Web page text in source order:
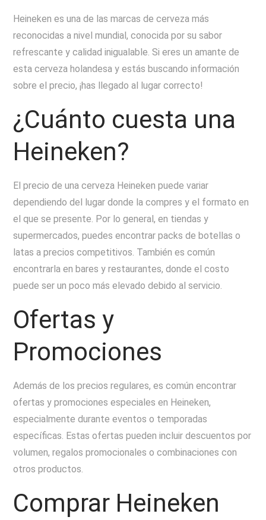
Heineken es una de las marcas de cerveza más
reconocidas a nivel mundial, conocida por su sabor
refrescante y calidad inigualable. Si eres un amante de
esta cerveza holandesa y estás buscando información
sobre el precio, ¡has llegado al lugar correcto!
¿Cuánto cuesta una
Heineken?
El precio de una cerveza Heineken puede variar
dependiendo del lugar donde la compres y el formato en
el que se presente. Por lo general, en tiendas y
supermercados, puedes encontrar packs de botellas o
latas a precios competitivos. También es común
encontrarla en bares y restaurantes, donde el costo
puede ser un poco más elevado debido al servicio.
Ofertas y
Promociones
Además de los precios regulares, es común encontrar
ofertas y promociones especiales en Heineken,
especialmente durante eventos o temporadas
específicas. Estas ofertas pueden incluir descuentos por
volumen, regalos promocionales o combinaciones con
otros productos.
Comprar Heineken